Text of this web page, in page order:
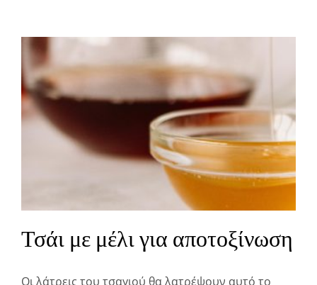
Τσάι με μέλι για αποτοξίνωση
Οι λάτρεις του τσαγιού θα λατρέψουν αυτό το